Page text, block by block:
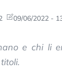
09/06/2022 -
e chi li